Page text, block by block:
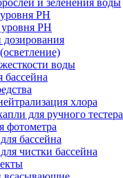
и зеленения воды
РН
РН
воды
бассейна
хлора
для ручного тестера
фотометра
бассейна
чистки бассейна